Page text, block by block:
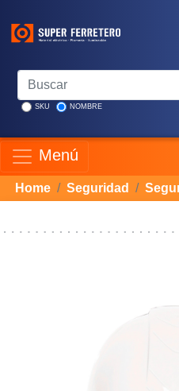
SKU NOMBRE
Menú
Home Seguridad